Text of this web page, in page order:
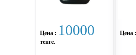
Цена : 10000
тенге.
Цена